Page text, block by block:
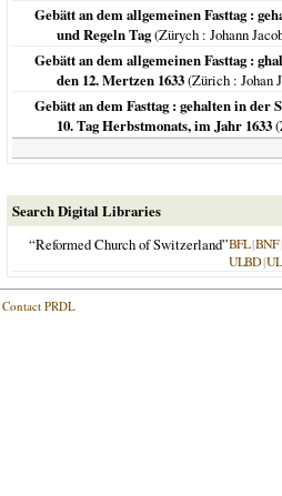
Gebätt an dem allgemeinen Fasttag :
und Regeln Tag(Zürych : Johann
Gebätt an dem allgemeinen Fasttag :
den 12. Mertzen 1633(Zürich : Johan
Gebätt an dem Fasttag : gehalten in der
10. Tag Herbstmonats, im Jahr 1633(
Search Digital Libraries
“Reformed Church of Switzerland”BFL|BNF
ULBD|
Contact PRDL